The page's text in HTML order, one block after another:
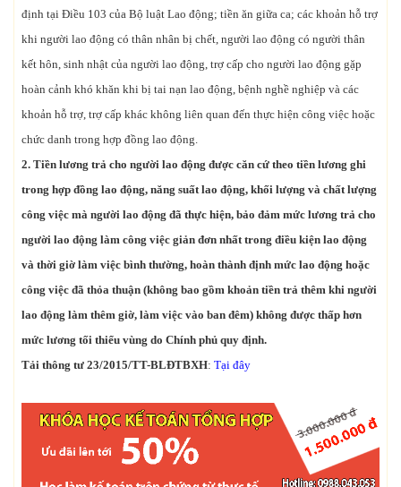
định tại Điều 103 của Bộ luật Lao động; tiền ăn giữa ca; các khoản hỗ trợ
khi người lao động có thân nhân bị chết, người lao động có người thân
kết hôn, sinh nhật của người lao động, trợ cấp cho người lao động gặp
hoàn cảnh khó khăn khi bị tai nạn lao động, bệnh nghề nghiệp và các
khoản hỗ trợ, trợ cấp khác không liên quan đến thực hiện công việc hoặc
chức danh trong hợp đồng lao động.
2. Tiền lương trả cho người lao động được căn cứ theo tiền lương ghi
trong hợp đồng lao động, năng suất lao động, khối lượng và chất lượng
công việc mà người lao động đã thực hiện, bảo đảm mức lương trả cho
người lao động làm công việc giản đơn nhất trong điều kiện lao động
và thời giờ làm việc bình thường, hoàn thành định mức lao động hoặc
công việc đã thỏa thuận (không bao gồm khoản tiền trả thêm khi người
lao động làm thêm giờ, làm việc vào ban đêm) không được thấp hơn
mức lương tối thiểu vùng do Chính phủ quy định.
Tải thông tư 23/2015/TT-BLĐTBXH: Tại đây